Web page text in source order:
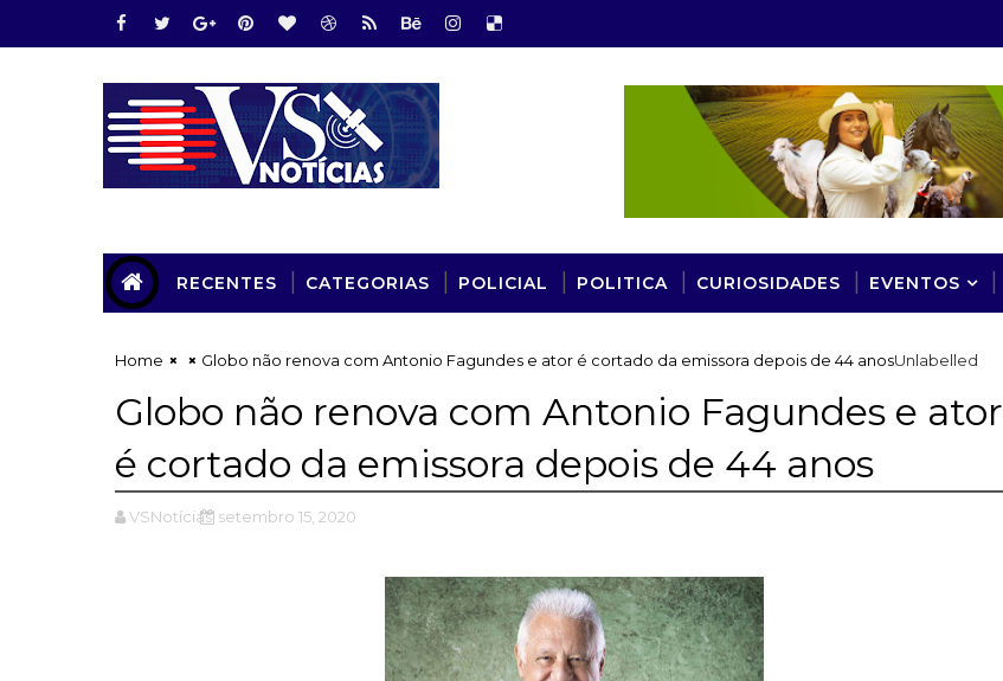
RECENTES CATEGORIAS POLICIAL POLITICA CURIOSIDADES EVENTOS
Home Unlabelled
Globo não renova com Antonio Fagundes e ator é cortado da emissora depois de 44 anos
Globo não renova com Antonio Fagundes e ator
é cortado da emissora depois de 44 anos
VSNotícias setembro 15, 2020